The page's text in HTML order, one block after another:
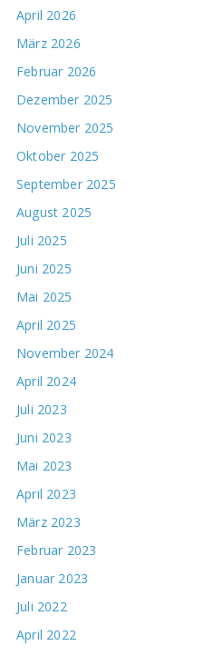
April 2026
März 2026
Februar 2026
Dezember 2025
November 2025
Oktober 2025
September 2025
August 2025
Juli 2025
Juni 2025
Mai 2025
April 2025
November 2024
April 2024
Juli 2023
Juni 2023
Mai 2023
April 2023
März 2023
Februar 2023
Januar 2023
Juli 2022
April 2022